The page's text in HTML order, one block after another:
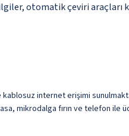
otomatik çeviri
internet erişimi
mikrodalga fırın ve telefon ile